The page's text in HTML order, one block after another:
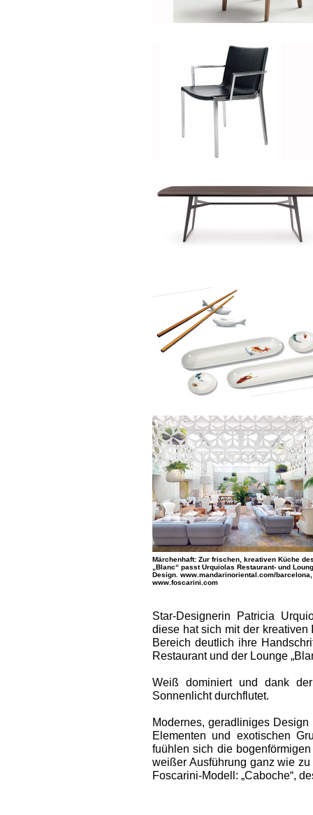
Märchenhaft: Zur frischen, kreativen Küche
„Blanc“ passt Urquiolas Restaurant- und
Design. www.mandarinoriental.com/barcelona,
www.foscarini.com
Star-Designerin Patricia
diese hat sich mit der
Bereich deutlich ihre
Restaurant und der Lounge
Weiß dominiert und dank
Sonnenlicht durchflutet.
Modernes, geradliniges
Elementen und exotischen
fuühlen sich die
weißer Ausführung ganz wie
Foscarini-Modell: „Caboche“,